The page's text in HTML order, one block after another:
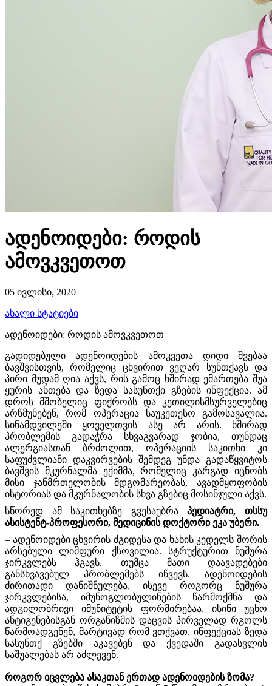
ადენოიდები: როდის
ამოვკვეთოთ
05 ივლისი, 2020
ახალი სტატიები
ადენოიდები: როდის ამოვკვეთოთ
გადიდებული ადენოიდების ამოკვეთა დიდი შვებაა
ბავშვისთვის, რომელიც ცხვირით ვეღარ სუნთქავს და
პირი მუდამ ღია აქვს, რის გამოც ხშირად ემართება შუა
ყურის ანთება და ზედა სასუნთქი გზების ინფექცია. ამ
დროს მშობელიც ფიქრობს და კეთილისმსურველებიც
არწმუნებენ, რომ ოპერაცია საუკეთესო გამოსავალია.
სინამდვილეში ყოველთვის ასე არ არის. ხშირად
პრობლემის გადაჭრა სხვაგვარად ჯობია, თუნდაც
ალერგიასთან ბრძოლით, ოპერაციის საკითხი კი
საფუძვლიანი დაკვირვების შემდეგ უნდა გადაწყვიტოს
ბავშვის მკურნალმა ექიმმა, რომელიც კარგად იცნობს
მისი ჯანმრთელობის მდგომარეობას, ავადმყოფობის
ისტორიას და მკურნალობის სხვა გზებიც მოსინჯული აქვს.
სწორედ ამ საკითხებზე გვესაუბრაპედიატრი, თსსუ
ასისტენტ-პროფესორი, მედიცინის დოქტორი ეკა უბერი.
– ადენოიდები ცხვირის ძგიდესა და ხახის კედელს შორის
არსებული ლიმფური ქსოვილია. სტრუქტურით ნუშურა
ჯირკვლებს ჰგავს, თუმცა მათი დაავადებები
განსხვავებულ პრობლემებს იწვევს. ადენოიდების
ძირითადი დანიშნულება, ისევე როგორც ნუშურა
ჯირკვლებისა, იმუნოგლობულინების წარმოქმნა და
ადგილობრივი იმუნიტეტის ფორმირებაა. ისინი უცხო
ანტიგენებისგან ორგანიზმის დაცვის პირველად რგოლს
წარმოადგენენ, მარტივად რომ ვთქვათ, ინფექციას ზედა
სასუნთქ გზებში აკავებენ და ქვედაში გადასვლის
საშუალებას არ აძლევენ.
როგორ იცვლება ასაკთან ერთად ადენოიდების ზომა?